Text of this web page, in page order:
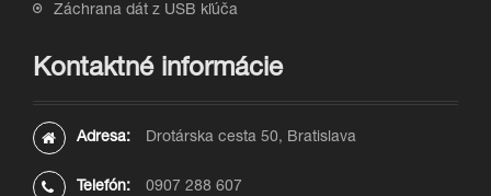
Záchrana dát z USB kľúča
Kontaktné informácie
Adresa: Drotárska cesta 50, Bratislava
Telefón: 0907 288 607